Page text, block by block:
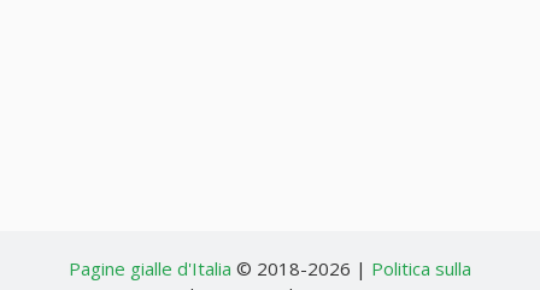
Pagine gialle d'Italia © 2018-2026 | Politica sulla